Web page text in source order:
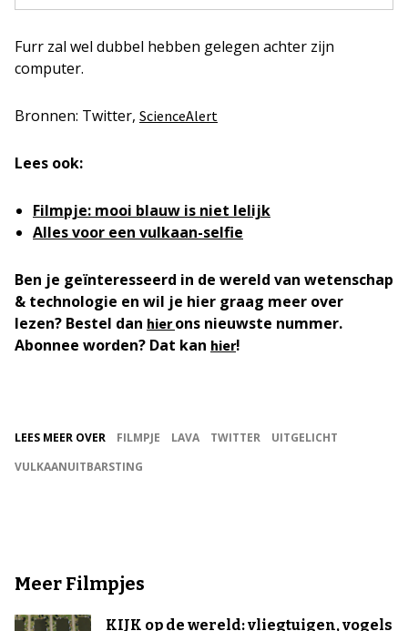
Furr zal wel dubbel hebben gelegen achter zijn
computer.
Bronnen: Twitter, ScienceAlert
Lees ook:
Filmpje: mooi blauw is niet lelijk
Alles voor een vulkaan-selfie
Ben je geïnteresseerd in de wereld van wetenschap
& technologie en wil je hier graag meer over
lezen? Bestel dan hierons nieuwste nummer.
Abonnee worden? Dat kan hier!
LEES MEER OVER FILMPJE LAVA TWITTER
UITGELICHT
VULKAANUITBARSTING
Meer Filmpjes
KIJK op de wereld: vliegtuigen, vogels